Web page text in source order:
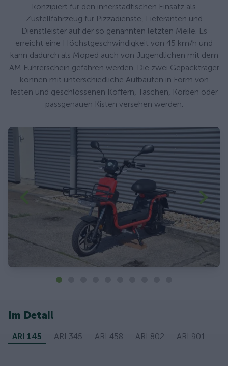
konzipiert für den innerstädtischen Einsatz als
Zustellfahrzeug für Pizzadienste, Lieferanten und
Dienstleister auf der so genannten letzten Meile. Es
erreicht eine Höchstgeschwindigkeit von 45 km/h und
kann dadurch als Moped auch von Jugendlichen mit dem
AM Führerschein gefahren werden. Die zwei Gepäckträger
können mit unterschiedliche Aufbauten in Form von
festen und geschlossenen Koffern, Taschen, Körben oder
passgenauen Kisten versehen werden.
Im Detail
ARI 145 ARI 345 ARI 458 ARI 802 ARI 901